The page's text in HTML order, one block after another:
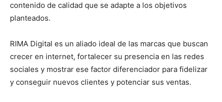
contenido de calidad que se adapte a los objetivos
planteados.
RIMA Digital es un aliado ideal de las marcas que buscan
crecer en internet, fortalecer su presencia en las redes
sociales y mostrar ese factor diferenciador para fidelizar
y conseguir nuevos clientes y potenciar sus ventas.